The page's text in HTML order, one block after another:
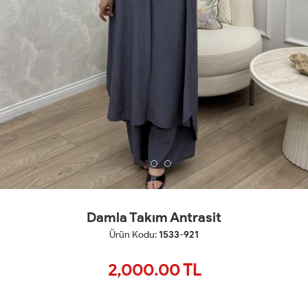
Damla Takım Antrasit
Ürün Kodu:1533-921
2,000.00TL